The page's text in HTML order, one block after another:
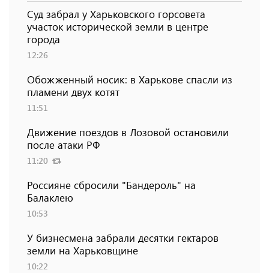
Суд забрал у Харьковского горсовета
участок исторической земли в центре
города
12:26
Обожженный носик: в Харькове спасли из
пламени двух котят
11:51
Движение поездов в Лозовой остановили
после атаки РФ
11:20
Россияне сбросили "Бандероль" на
Балаклею
10:53
У бизнесмена забрали десятки гектаров
земли на Харьковщине
10:22